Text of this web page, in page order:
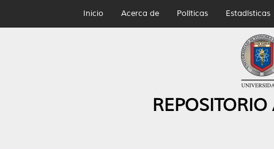
Inicio Acerca de Políticas Estadísticas